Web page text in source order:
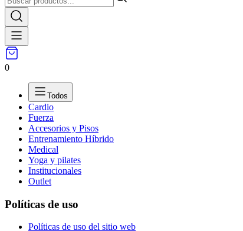
0
Todos
Cardio
Fuerza
Accesorios y Pisos
Entrenamiento Híbrido
Medical
Yoga y pilates
Institucionales
Outlet
Políticas de uso
Políticas de uso del sitio web